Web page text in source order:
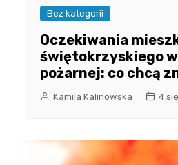
Bez kategorii
Oczekiwania
świętokrzyskiego
pożarnej: co chcą
Kamila Kalinowska 4